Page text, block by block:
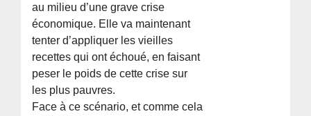
au milieu d’une grave crise
économique. Elle va maintenant
tenter d’appliquer les vieilles
recettes qui ont échoué, en faisant
peser le poids de cette crise sur
les plus pauvres.
Face à ce scénario, et comme cela